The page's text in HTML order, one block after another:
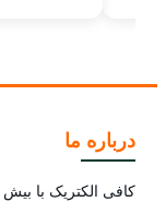
درباره ما